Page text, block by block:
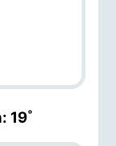
19˚